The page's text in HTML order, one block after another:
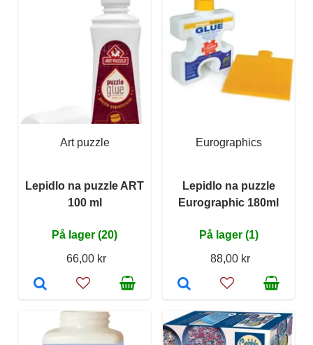
Art puzzle
Lepidlo na puzzle ART
100 ml
På lager (20)
66,00 kr
Eurographics
Lepidlo na puzzle
Eurographic 180ml
På lager (1)
88,00 kr